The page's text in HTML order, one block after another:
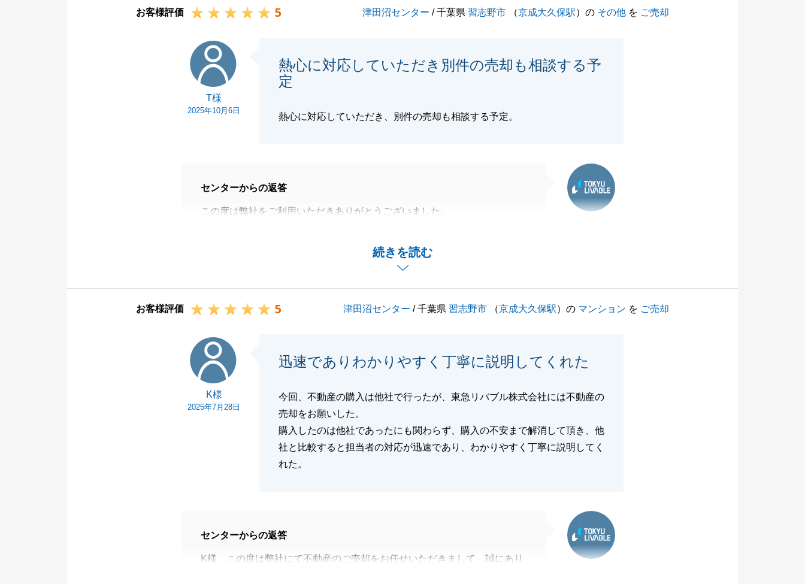
でご連絡いただければと存じます。引き続きよろしくお願いいたします。
お客様評価 5 津田沼センター / 千葉県 習志野市 （京成大久保駅）の その他 を ご売却
T様
2025年10月6日
熱心に対応していただき別件の売却も相談する予
定
熱心に対応していただき、別件の売却も相談する予定。
続きを読む
センターからの返答
この度は弊社をご利用いただきありがとうございました。
たおかげでスムーズに進めることが出来ました。
今後も別物件でのお手伝いをさせて頂きたく存じますので、何卒、宜しくお
お客様評価 5 津田沼センター / 千葉県 習志野市 （京成大久保駅）の マンション を ご売却
K様
2025年7月28日
迅速でありわかりやすく丁寧に説明してくれた
今回、不動産の購入は他社で行ったが、東急リバブル株式会社には不動産の
売却をお願いした。
購入したのは他社であったにも関わらず、購入の不安まで解消して頂き、他
社と比較すると担当者の対応が迅速であり、わかりやすく丁寧に説明してく
れた。
センターからの返答
K様、この度は弊社にて不動産のご売却をお任せいただきまして、誠にあり